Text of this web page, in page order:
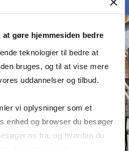
gøre hjemmesiden bedre
teknologier til bedre at
bruges, og til at vise mere
uddannelser og tilbud.
vi oplysninger som et
enhed og browser du besøger
os fra, og hvordan du